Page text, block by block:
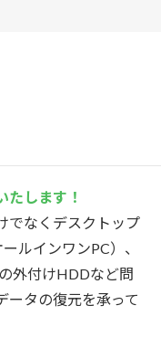
たします！
でなくデスクトップ
ルインワンPC）、
外付けHDDなど問
ータの復元を承って